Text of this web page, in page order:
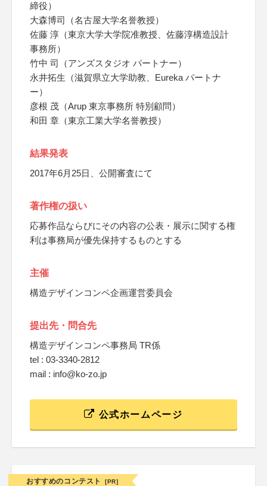
締役）
大森博司（名古屋大学名誉教授）
佐藤 淳（東京大学大学院准教授、佐藤淳構造設計
事務所）
竹中 司（アンズスタジオ パートナー）
永井拓生（滋賀県立大学助教、Eureka パートナ
ー）
彦根 茂（Arup 東京事務所 特別顧問）
和田 章（東京工業大学名誉教授）
結果発表
2017年6月25日、公開審査にて
著作権の扱い
応募作品ならびにその内容の公表・展示に関する権
利は事務局が優先保持するものとする
主催
構造デザインコンペ企画運営委員会
提出先・問合先
構造デザインコンペ事務局 TR係
tel : 03-3340-2812
mail : info@ko-zo.jp
公式ホームページ
おすすめのコンテスト [PR]